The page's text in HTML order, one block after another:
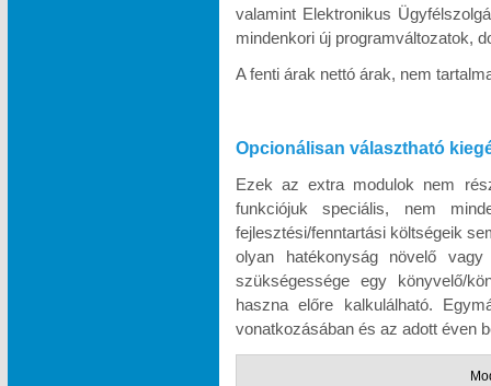
valamint Elektronikus
mindenkori új programváltozatok,
A fenti árak nettó árak, nem
Opcionálisan választható
Ezek az extra modulok nem
funkciójuk speciális, nem
fejlesztési/fenntartási költségeik
olyan hatékonyság növelő
szükségessége egy könyvelő/
haszna előre kalkulálható.
vonatkozásában és az adott éven